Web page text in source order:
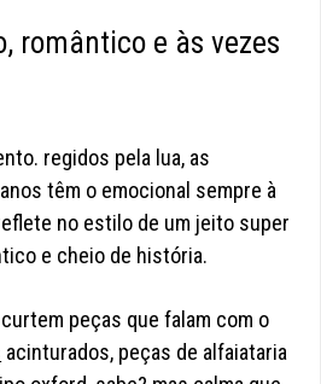
romântico e às vezes
regidos pela lua, as
têm o emocional sempre à
no estilo de um jeito super
e cheio de história.
peças que falam com o
acinturados, peças de alfaiataria